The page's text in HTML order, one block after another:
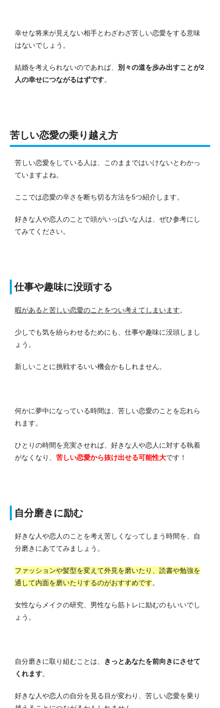
幸せな将来が見えない相手とわざわざ苦しい恋愛をする意味
はないでしょう。
結婚を考えられないのであれば、 別々の道を歩み出すことが2
人の幸せにつながるはずです。
苦しい恋愛の乗り越え方
苦しい恋愛をしている人は、このままではいけないとわかっ
ていますよね。
ここでは恋愛の辛さを断ち切る方法を5つ紹介します。
好きな人や恋人のことで頭がいっぱいな人は、ぜひ参考にし
てみてください。
仕事や趣味に没頭する
暇があると苦しい恋愛のことをつい考えてしまいます。
少しでも気を紛らわせるためにも、仕事や趣味に没頭しまし
ょう。
新しいことに挑戦するいい機会かもしれません。
何かに夢中になっている時間は、苦しい恋愛のことを忘れら
れます。
ひとりの時間を充実させれば、好きな人や恋人に対する執着
がなくなり、 苦しい恋愛から抜け出せる可能性大です！
自分磨きに励む
好きな人や恋人のことを考え苦しくなってしまう時間を、自
分磨きにあててみましょう。
ファッションや髪型を変えて外見を磨いたり、読書や勉強を
通して内面を磨いたりするのがおすすめです。
女性ならメイクの研究、男性なら筋トレに励むのもいいでし
ょう。
自分磨きに取り組むことは、
きっとあなたを前向きにさせて
くれます。
好きな人や恋人の自分を見る目が変わり、苦しい恋愛を乗り